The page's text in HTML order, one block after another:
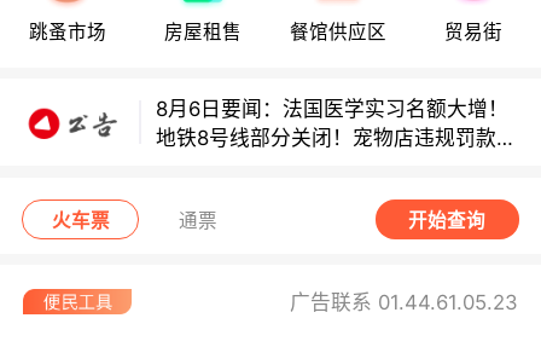
跳蚤市场 房屋租售 餐馆供应区 贸易街
8月6日要闻：法国医学实习名额大增！
炉！
巴黎地铁音乐家海选启动！
火车票 通票 开始查询
广告联系 01.44.61.05.23